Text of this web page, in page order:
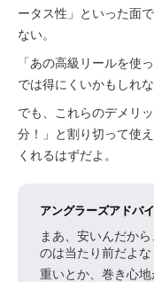
ータス性」といった面
ない。
「あの高級リールを使
では得にくいかもしれな
でも、これらのデメリ
分！」と割り切って使
くれるはずだよ。
アングラーズアドバ
まあ、安いんだか
のは当たり前だよな
重いとか、巻き心